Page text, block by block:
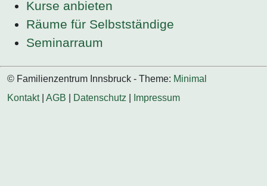
Kurse anbieten
Räume für Selbstständige
Seminarraum
© Familienzentrum Innsbruck - Theme: Minimal
Kontakt| AGB Datenschutz Impressum